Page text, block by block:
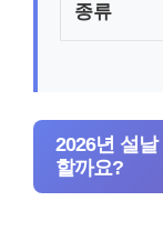
종류
2026년 설
할까요?